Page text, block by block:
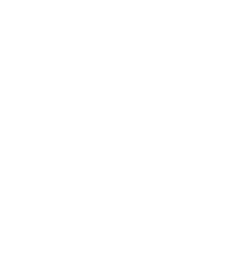
фото и автообзоры.